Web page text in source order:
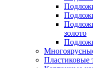
золото
Пластиковые